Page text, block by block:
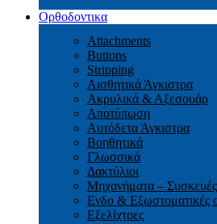
Ορθοδοντικα
Attachments
Buttons
Stripping
Αισθητικά Άγκιστρα
Ακρυλικά & Αξεσουάρ
Αποτύπωση
Αυτόδετα Άγκιστρα
Βοηθητικά
Γλωσσικά
Δακτύλιοι
Μηχανήματα – Συσκευές
Ενδο & Εξωστοματικές
Εξελίχτρες